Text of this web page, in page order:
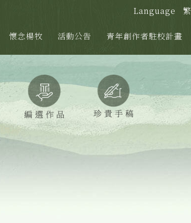
Language 繁
懷念楊牧 活動公告 青年創作者駐校計畫